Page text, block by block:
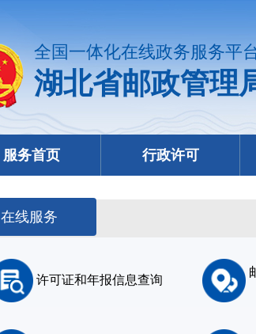
全国一体化在线政务服务平
湖北省邮政管理
服务首页 行政许可
在线服务
许可证和年报信息查询